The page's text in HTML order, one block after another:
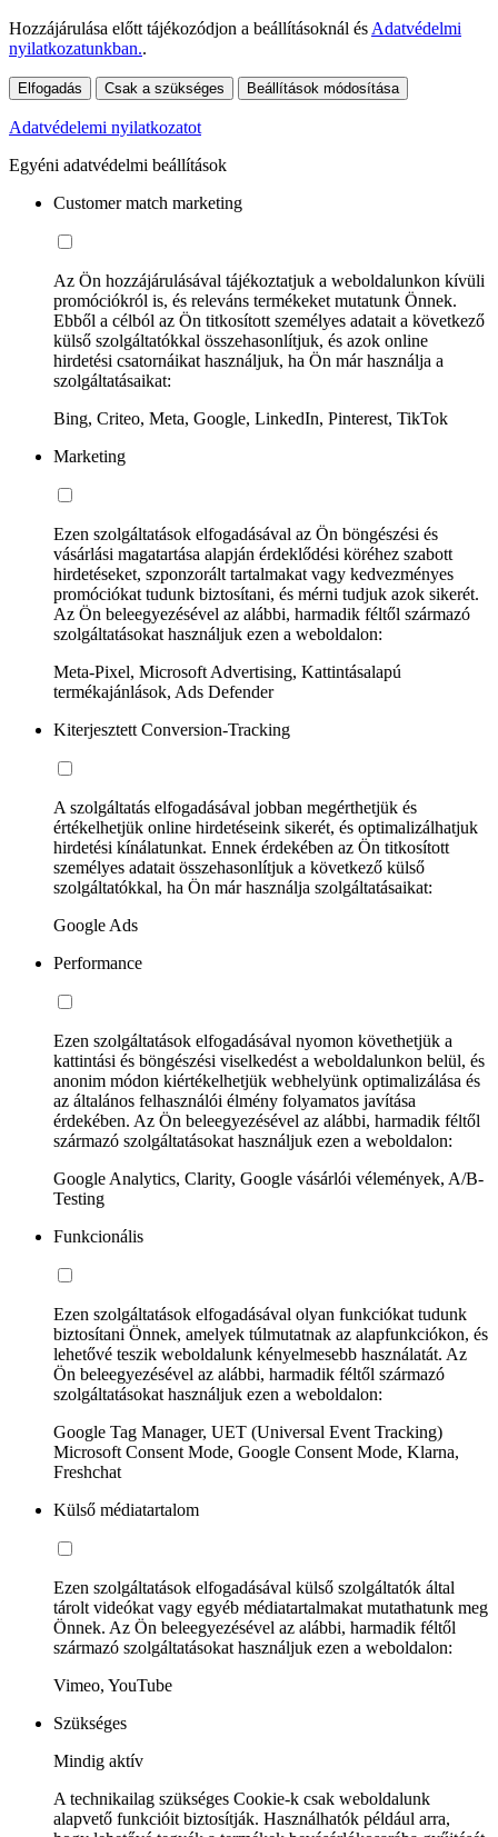
Hozzájárulása előtt tájékozódjon a beállításoknál és Adatvédelmi
nyilatkozatunkban..
Elfogadás Csak a szükséges Beállítások módosítása
Adatvédelemi nyilatkozatot
Egyéni adatvédelmi beállítások
Customer match marketing
Az Ön hozzájárulásával tájékoztatjuk a weboldalunkon kívüli
promóciókról is, és releváns termékeket mutatunk Önnek.
Ebből a célból az Ön titkosított személyes adatait a következő
külső szolgáltatókkal összehasonlítjuk, és azok online
hirdetési csatornáikat használjuk, ha Ön már használja a
szolgáltatásaikat:
Bing, Criteo, Meta, Google, LinkedIn, Pinterest, TikTok
Marketing
Ezen szolgáltatások elfogadásával az Ön böngészési és
vásárlási magatartása alapján érdeklődési köréhez szabott
hirdetéseket, szponzorált tartalmakat vagy kedvezményes
promóciókat tudunk biztosítani, és mérni tudjuk azok sikerét.
Az Ön beleegyezésével az alábbi, harmadik féltől származó
szolgáltatásokat használjuk ezen a weboldalon:
Meta-Pixel, Microsoft Advertising, Kattintásalapú
termékajánlások, Ads Defender
Kiterjesztett Conversion-Tracking
A szolgáltatás elfogadásával jobban megérthetjük és
értékelhetjük online hirdetéseink sikerét, és optimalizálhatjuk
hirdetési kínálatunkat. Ennek érdekében az Ön titkosított
személyes adatait összehasonlítjuk a következő külső
szolgáltatókkal, ha Ön már használja szolgáltatásaikat:
Google Ads
Performance
Ezen szolgáltatások elfogadásával nyomon követhetjük a
kattintási és böngészési viselkedést a weboldalunkon belül, és
anonim módon kiértékelhetjük webhelyünk optimalizálása és
az általános felhasználói élmény folyamatos javítása
érdekében. Az Ön beleegyezésével az alábbi, harmadik féltől
származó szolgáltatásokat használjuk ezen a weboldalon:
Google Analytics, Clarity, Google vásárlói vélemények, A/B-
Testing
Funkcionális
Ezen szolgáltatások elfogadásával olyan funkciókat tudunk
biztosítani Önnek, amelyek túlmutatnak az alapfunkciókon, és
lehetővé teszik weboldalunk kényelmesebb használatát. Az
Ön beleegyezésével az alábbi, harmadik féltől származó
szolgáltatásokat használjuk ezen a weboldalon:
Google Tag Manager, UET (Universal Event Tracking)
Microsoft Consent Mode, Google Consent Mode, Klarna,
Freshchat
Külső médiatartalom
Ezen szolgáltatások elfogadásával külső szolgáltatók által
tárolt videókat vagy egyéb médiatartalmakat mutathatunk meg
Önnek. Az Ön beleegyezésével az alábbi, harmadik féltől
származó szolgáltatásokat használjuk ezen a weboldalon:
Vimeo, YouTube
Szükséges
Mindig aktív
A technikailag szükséges Cookie-k csak weboldalunk
alapvető funkcióit biztosítják. Használhatók például arra,